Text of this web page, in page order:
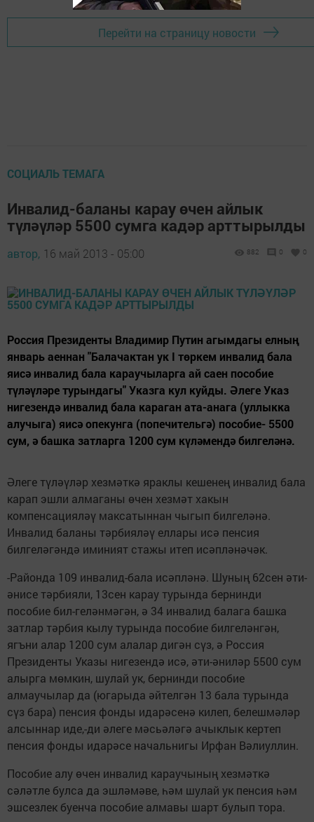
Перейти на страницу новости
СОЦИАЛЬ ТЕМАГА
Инвалид-баланы карау өчен айлык
түләүләр 5500 сумга кадәр арттырылды
автор, 16 май 2013 - 05:00 882 0 0
Россия Президенты Владимир Путин агымдагы елның
январь аеннан "Балачактан ук I төркем инвалид бала
яисә инвалид бала караучыларга ай саен пособие
түләүләре турындагы" Указга кул куйды. Әлеге Указ
нигезендә инвалид бала караган ата-анага (уллыкка
алучыга) яисә опекунга (попечительгә) пособие- 5500
сум, ә башка затларга 1200 сум күләмендә билгеләнә.
Әлеге түләүләр хезмәткә яраклы кешенең инвалид бала
карап эшли алмаганы өчен хезмәт хакын
компенсацияләү максатыннан чыгып билгеләнә.
Инвалид баланы тәрбияләү еллары исә пенсия
билгеләгәндә иминият стажы итеп исәпләнәчәк.
-Районда 109 инвалид-бала исәпләнә. Шуның 62сен әти-
әнисе тәрбияли, 13сен карау турында бернинди
пособие бил-геләнмәгән, ә 34 инвалид балага башка
затлар тәрбия кылу турында пособие билгеләнгән,
ягъни алар 1200 сум алалар дигән сүз, ә Россия
Президенты Указы нигезендә исә, әти-әниләр 5500 сум
алырга мөмкин, шулай ук, бернинди пособие
алмаучылар да (югарыда әйтелгән 13 бала турында
сүз бара) пенсия фонды идарәсенә килеп, белешмәләр
алсыннар иде,-ди әлеге мәсьәләгә ачыклык кертеп
пенсия фонды идарәсе начальнигы Ирфан Вәлиуллин.
Пособие алу өчен инвалид караучының хезмәткә
сәләтле булса да эшләмәве, һәм шулай ук пенсия һәм
эшсезлек буенча пособие алмавы шарт булып тора.